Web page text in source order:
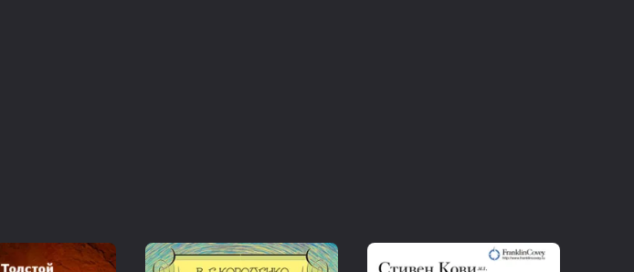
"1С:Школа. Академия речевого этикета"